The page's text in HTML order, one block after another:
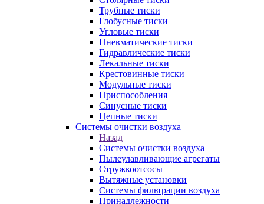
Трубные тиски
Глобусные тиски
Угловые тиски
Пневматические тиски
Гидравлические тиски
Лекальные тиски
Крестовинные тиски
Модульные тиски
Приспособления
Синусные тиски
Цепные тиски
Системы очистки воздуха
Назад
Системы очистки воздуха
Пылеулавливающие агрегаты
Стружкоотсосы
Вытяжные установки
Системы фильтрации воздуха
Принадлежности